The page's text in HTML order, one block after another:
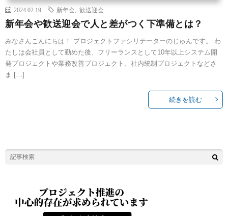
2024.02.19 新年会 歓送迎会
新年会や歓送迎会で人と差がつく下準備とは？
みなさんこんにちは！ プロジェクトファシリテーターのじゅんです。 わ
たしは会社員として勤めた後、フリーランスとして10年以上システム開
発プロジェクトや業務改善プロジェクト、社内統制プロジェクトなどさ
ま […]
続きを読む